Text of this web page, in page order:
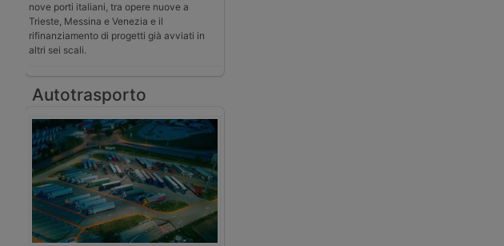
nove porti italiani, tra opere nuove a
Trieste, Messina e Venezia e il
rifinanziamento di progetti già avviati in
altri sei scali.
Autotrasporto